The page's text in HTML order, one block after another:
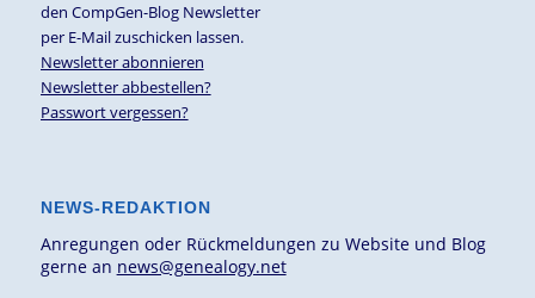
den CompGen-Blog Newsletter
per E-Mail zuschicken lassen.
Newsletter abonnieren
Newsletter abbestellen?
Passwort vergessen?
NEWS-REDAKTION
Anregungen oder Rückmeldungen zu Website und Blog
gerne an news@genealogy.net